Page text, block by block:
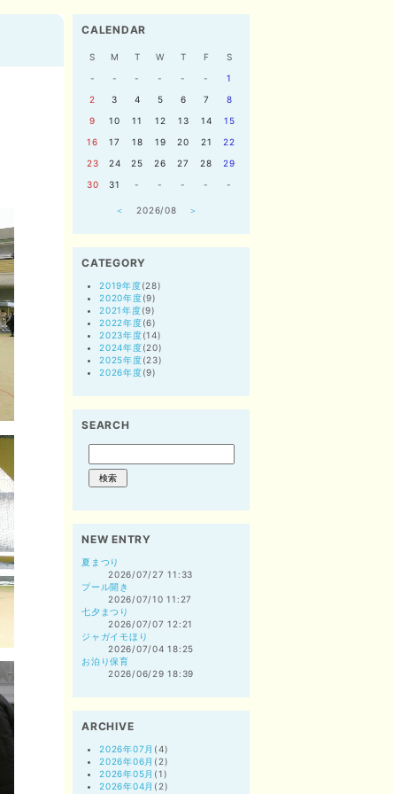
CALENDAR
S M T W T F
S
-
- - - - -
1
2
3 4 5 6 7
8
9
10 11 12 13 14
15
16
17 18 19 20 21
22
23
24 25 26 27 28
29
30
31 - - - - -
＜ 2026/08 ＞
CATEGORY
2019年度(28)
2020年度(9)
2021年度(9)
2022年度(6)
2023年度(14)
2024年度(20)
2025年度(23)
2026年度(9)
SEARCH
NEW ENTRY
夏まつり
2026/07/27 11:33
プール開き
2026/07/10 11:27
七夕まつり
2026/07/07 12:21
ジャガイモほり
2026/07/04 18:25
お泊り保育
2026/06/29 18:39
ARCHIVE
2026年07月 (4)
2026年06月 (2)
2026年05月 (1)
2026年04月 (2)